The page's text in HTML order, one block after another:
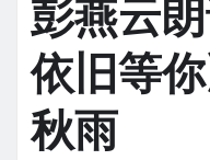
彭燕云
依旧等
秋雨